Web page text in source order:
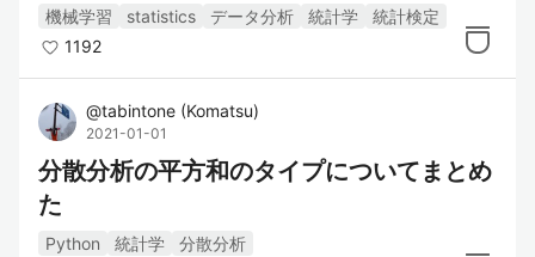
機械学習 statistics データ分析 統計学
統計検定
1192
@tabintone (Komatsu)
2021-01-01
分散分析の平方和のタイプについてまとめ
た
Python 統計学
分散分析